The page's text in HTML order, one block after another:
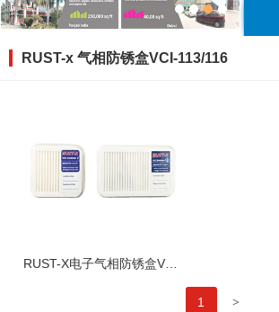
RUST-x 气相防锈盒VCI-113/116
1 >